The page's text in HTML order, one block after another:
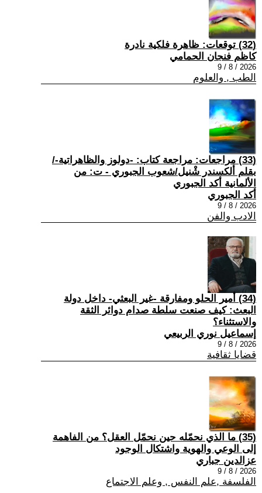
(32) توقعات: ظاهرة فلكية نادرة
كاظم فنجان الحمامي
2026 / 8 / 9
الطب , والعلوم
(33) مراجعات: مراجعة كتاب: -دولوز والظاهراتية-/
بقلم ألكسندر شْنيل/شعوب الجبوري - ت: من
الألمانية أكد الجبوري
أكد الجبوري
2026 / 8 / 9
الادب والفن
(34) أمير الحلو ومفارقة -غير البعثي- داخل دولة
البعث: كيف صنعت سلطة صدام دوائر الثقة
والاستثناء؟
إسماعيل نوري الربيعي
2026 / 8 / 9
قضايا ثقافية
(35) ما الذي نحمّله حين نحمّل العقل؟ من الفاهمة
إلى الوعي والهوية واشتكال الوجود
عزالدين جباري
2026 / 8 / 9
الفلسفة ,علم النفس , وعلم الاجتماع